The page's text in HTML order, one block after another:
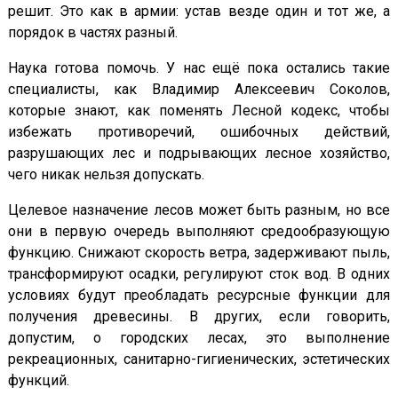
решит. Это как в армии: устав везде один и тот же, а
порядок в частях разный.
Наука готова помочь. У нас ещё пока остались такие
специалисты, как Владимир Алексеевич Соколов,
которые знают, как поменять Лесной кодекс, чтобы
избежать противоречий, ошибочных действий,
разрушающих лес и подрывающих лесное хозяйство,
чего никак нельзя допускать.
Целевое назначение лесов может быть разным, но все
они в первую очередь выполняют средообразующую
функцию. Снижают скорость ветра, задерживают пыль,
трансформируют осадки, регулируют сток вод. В одних
условиях будут преобладать ресурсные функции для
получения древесины. В других, если говорить,
допустим, о городских лесах, это выполнение
рекреационных, санитарно-гигиенических, эстетических
функций.